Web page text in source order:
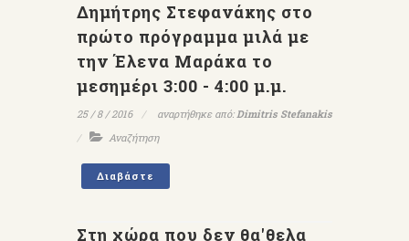
Δημήτρης Στεφανάκης στο
πρώτο πρόγραμμα μιλά με
την Έλενα Μαράκα το
μεσημέρι 3:00 - 4:00 μ.μ.
25 / 8 / 2016 αναρτήθηκε από:Dimitris Stefanakis
Αναζήτηση
Διαβάστε
Στη χώρα που δεν θα'θελα